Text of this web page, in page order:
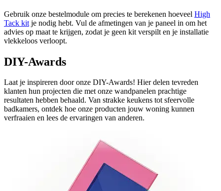
Gebruik onze bestelmodule om precies te berekenen hoeveel High
Tack kit je nodig hebt. Vul de afmetingen van je paneel in om het
advies op maat te krijgen, zodat je geen kit verspilt en je installatie
vlekkeloos verloopt.
DIY-Awards
Laat je inspireren door onze DIY-Awards! Hier delen tevreden
klanten hun projecten die met onze wandpanelen prachtige
resultaten hebben behaald. Van strakke keukens tot sfeervolle
badkamers, ontdek hoe onze producten jouw woning kunnen
verfraaien en lees de ervaringen van anderen.